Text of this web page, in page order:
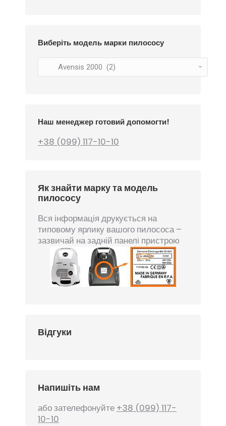
Виберіть модель марки пилососу
Наш менеджер готовий допомогти!
+38 (099) 117-10-10
Як знайти марку та модель
пилососу
Вся інформація друкується на
типовому ярлику вашого пилососа –
зазвичай на задній панелі пристрою
Відгуки
Напишіть нам
або зателефонуйте +38 (099) 117-
10-10